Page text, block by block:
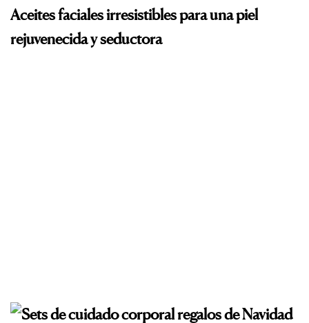
Aceites faciales irresistibles para una piel
rejuvenecida y seductora